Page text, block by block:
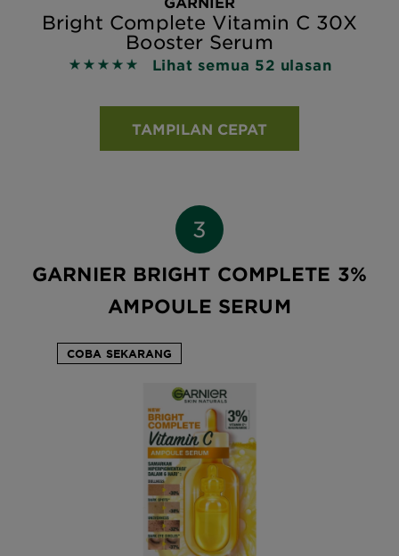
Bright Complete Vitamin C 30X
Booster Serum
5 out of 5 stars based on reviews
Lihat semua 52 ulasan
TAMPILAN CEPAT
GARNIER BRIGHT COMPLETE 3%
AMPOULE SERUM
COBA SEKARANG